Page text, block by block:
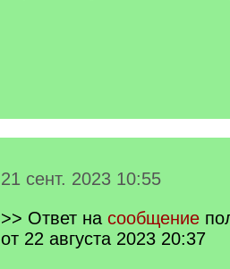
21 сент. 2023 10:55
>> Ответ на сообщение
от 22 августа 2023 20:37